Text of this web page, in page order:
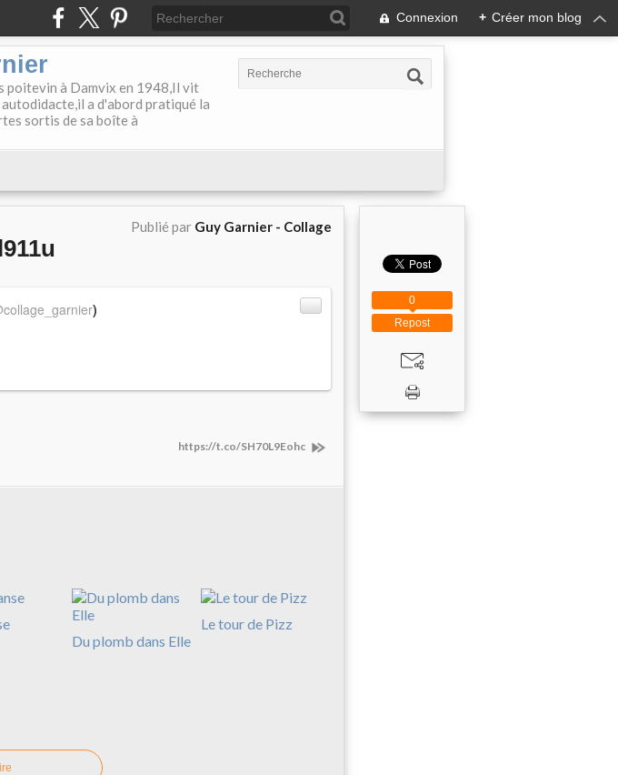
Connexion + Créer mon blog
poitevin à Damvix en 1948,Il vit
a d'abord pratiqué la
sortis de sa boîte à
Publié par Guy Garnier - Collage
)
https://t.co/SH70L9Eohc
Du plomb dans Elle
Le tour de Pizz
Repost
0